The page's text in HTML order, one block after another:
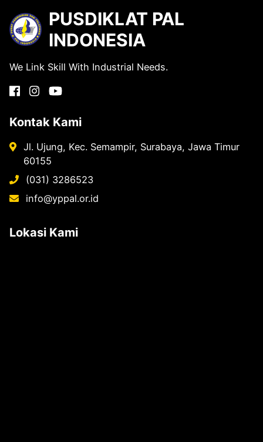
PUSDIKLAT PAL
INDONESIA
We Link Skill With Industrial Needs.
Kontak Kami
Jl. Ujung, Kec. Semampir, Surabaya, Jawa Timur
60155
(031) 3286523
info@yppal.or.id
Lokasi Kami